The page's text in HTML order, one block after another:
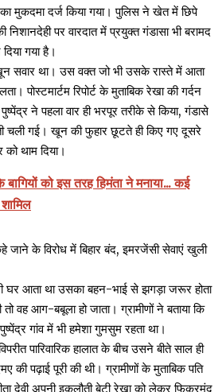
मुकदमा दर्ज किया गया। पुलिस ने खेत में छिपे
निशानदेही पर वारदात में प्रयुक्त गंडासा भी बरामद
गया है।
सवार था। उस वक्त जो भी उसके रास्ते में आता
पोस्टमार्टम रिपोर्ट के मुताबिक रेखा की गर्दन
ने पहला वार ही भरपूर तरीके से किया, गंडासे
चली गई। खून की फुहार छूटते ही किए गए दूसरे
थाम दिया।
बागियों को इस तरह हिमंता ने मनाया... कई
जाने के विरोध में बिहार बंद, इमरजेंसी सेवाएं खुली
घर आता था उसका बहन-भाई से झगड़ा जरूर होता
वह आग-बबूला हो जाता। ग्रामीणों ने बताया कि
गांव में भी हमेशा गुमसुम रहता था।
पारिवारिक हालात के बीच उसने बीते साल ही
की पढ़ाई पूरी की थी। ग्रामीणों के मुताबिक पति
देवी अपनी इकलौती बेटी रेखा को लेकर फिक्रमंद